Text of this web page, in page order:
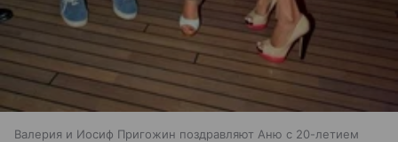
Валерия и Иосиф Пригожин поздравляют Аню с 20-летием